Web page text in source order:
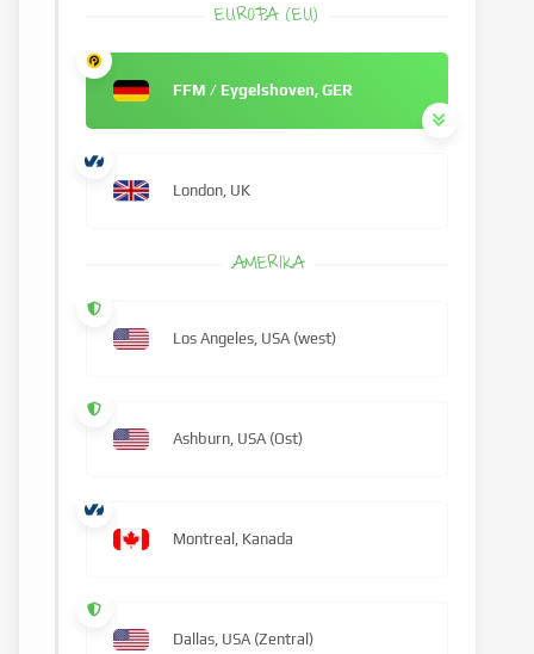
EUROPA (EU)
FFM / Eygelshoven, GER
London, UK
AMERIKA
Los Angeles, USA (west)
Ashburn, USA (Ost)
Montreal, Kanada
Dallas, USA (Zentral)